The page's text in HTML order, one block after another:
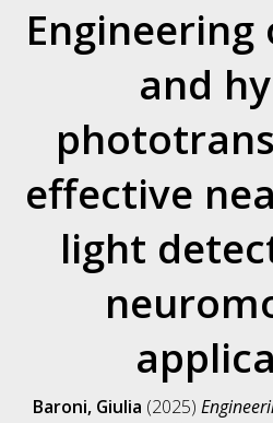
and
effective
light
Baroni, Giulia (2025)